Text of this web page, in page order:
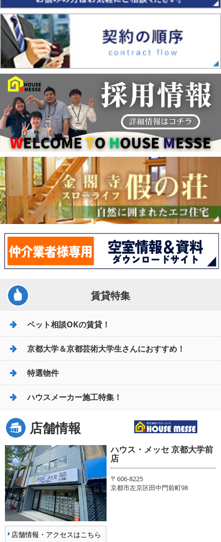
賃貸特集
ペット相談OKの賃貸！
京都大学＆京都芸術大学生さんにおすすめ！
特選物件
ハウスメーカー施工特集！
店舗情報
店舗情報・アクセスはこちら
ハウス・メッセ 京都大学前
店
〒606-8225
京都市左京区田中門前町98